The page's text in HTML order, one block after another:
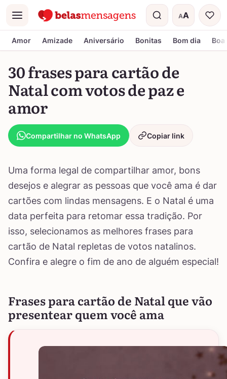
Menu AA
Tamanho do
Amor Amizade Aniversário Bonitas Bom dia
30 frases para cartão de
Natal com votos de paz e
amor
Compartilhar no WhatsApp Copiar link
Uma forma legal de compartilhar amor, bons
desejos e alegrar as pessoas que você ama é dar
cartões com lindas mensagens. E o Natal é uma
data perfeita para retomar essa tradição. Por
isso, selecionamos as melhores frases para
cartão de Natal repletas de votos natalinos.
Confira e alegre o fim de ano de alguém especial!
Frases para cartão de Natal que vão
presentear quem você ama